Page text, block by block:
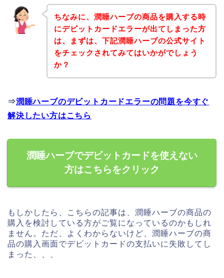
ちなみに、潤睡ハーブの商品を購入する時
にデビットカードエラーが出てしまった方
は、まずは、下記潤睡ハーブの公式サイト
をチェックされてみてはいかがでしょう
か？
⇒潤睡ハーブのデビットカードエラーの問題を今すぐ
解決したい方はこちら
潤睡ハーブでデビットカードを使えない
方はこちらをクリック
もしかしたら、こちらの記事は、潤睡ハーブの商品の
購入を検討している方がご覧になっているのかもしれ
ません。ただ、よくわからないけど、潤睡ハーブの商
品の購入画面でデビットカードの支払いに失敗してし
まった、、、